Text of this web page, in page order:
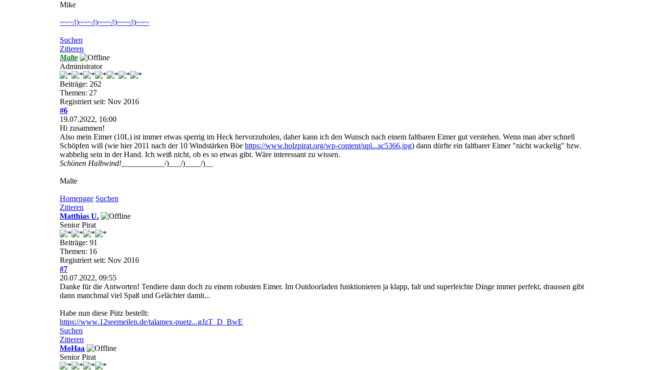
Mike
~~~/|)~~~/|)~~~/|)~~~/|)~~~
Suchen
Zitieren
Malte
Administrator
Beiträge: 262
Themen: 27
Registriert seit: Nov 2016
#6
19.07.2022, 16:00
Hi zusammen!
Also mein Eimer (10L) ist immer etwas sperrig im Heck hervorzuholen, daher kann ich den Wunsch nach einem faltbaren Eimer gut verstehen. Wenn man aber schnell
Schöpfen will (wie hier 2011 nach der 10 Windstärken Böe https://www.holzpirat.org/wp-content/upl...sc5366.jpg) dann dürfte ein faltbarer Eimer "nicht wackelig" bzw.
wabbelig sein in der Hand. Ich weiß nicht, ob es so etwas gibt. Wäre interessant zu wissen.
Schönen Halbwind! ___________/)___/)____/)__
Malte
Homepage Suchen
Zitieren
Matthias U.
Senior Pirat
Beiträge: 91
Themen: 16
Registriert seit: Nov 2016
#7
20.07.2022, 09:55
Danke für die Antworten! Tendiere dann doch zu einem robusten Eimer. Im Outdoorladen funktionieren ja klapp, falt und superleichte Dinge immer perfekt, draussen gibt
dann manchmal viel Spaß und Gelächter damit...
Habe nun diese Pütz bestellt:
https://www.12seemeilen.de/talamex-puetz...gJzT_D_BwE
Suchen
Zitieren
MoHaa
Senior Pirat